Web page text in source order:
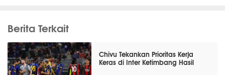
Berita Terkait
Chivu Tekankan Prioritas Kerja
Keras di Inter Ketimbang Hasil